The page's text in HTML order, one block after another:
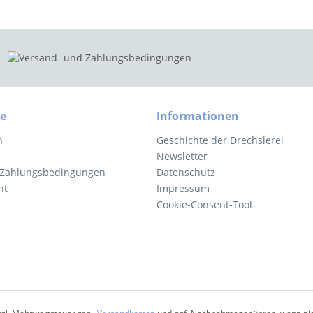
Informationen
Geschichte der Drechslerei
Newsletter
Datenschutz
Impressum
Cookie-Consent-Tool